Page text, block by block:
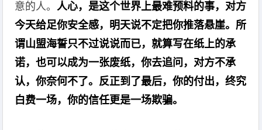
意的人。人心，是这个世界上最难预料的事，对方
今天给足你安全感，明天说不定把你推落悬崖。所
谓山盟海誓只不过说说而已，就算写在纸上的承
诺，也可以成为一张废纸，你去追问，对方不承
认，你奈何不了。反正到了最后，你的付出，终究
白费一场，你的信任更是一场欺骗。